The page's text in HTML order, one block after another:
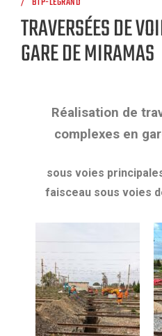
TRAVERSÉES DE
GARE DE MIRAMAS
Réalisation de
complexes en
sous voies
faisceau sous voies